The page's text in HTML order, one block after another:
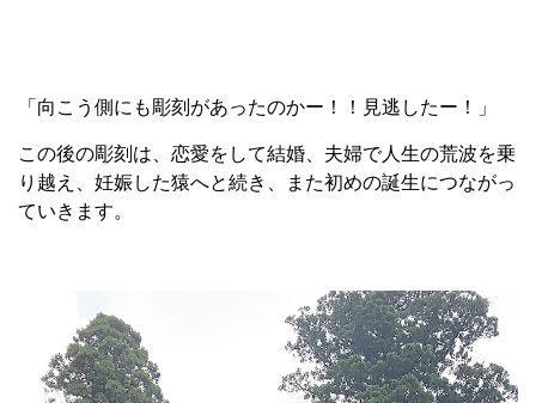
「向こう側にも彫刻があったのかー！！見逃したー！」
この後の彫刻は、恋愛をして結婚、夫婦で人生の荒波を乗
り越え、妊娠した猿へと続き、また初めの誕生につながっ
ていきます。